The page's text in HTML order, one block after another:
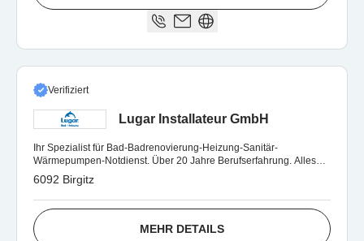
Verifiziert
Lugar Installateur GmbH
Ihr Spezialist für Bad-Badrenovierung-Heizung-Sanitär-
Wärmepumpen-Notdienst. Über 20 Jahre Berufserfahrung. Alles
aus einer Hand.
6092 Birgitz
MEHR DETAILS